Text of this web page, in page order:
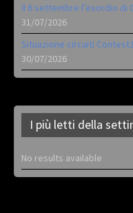
Il 6 settembre l’esordio di
31/07/2026
Situazione circuiti
30/07/2026
I più letti della
No results available